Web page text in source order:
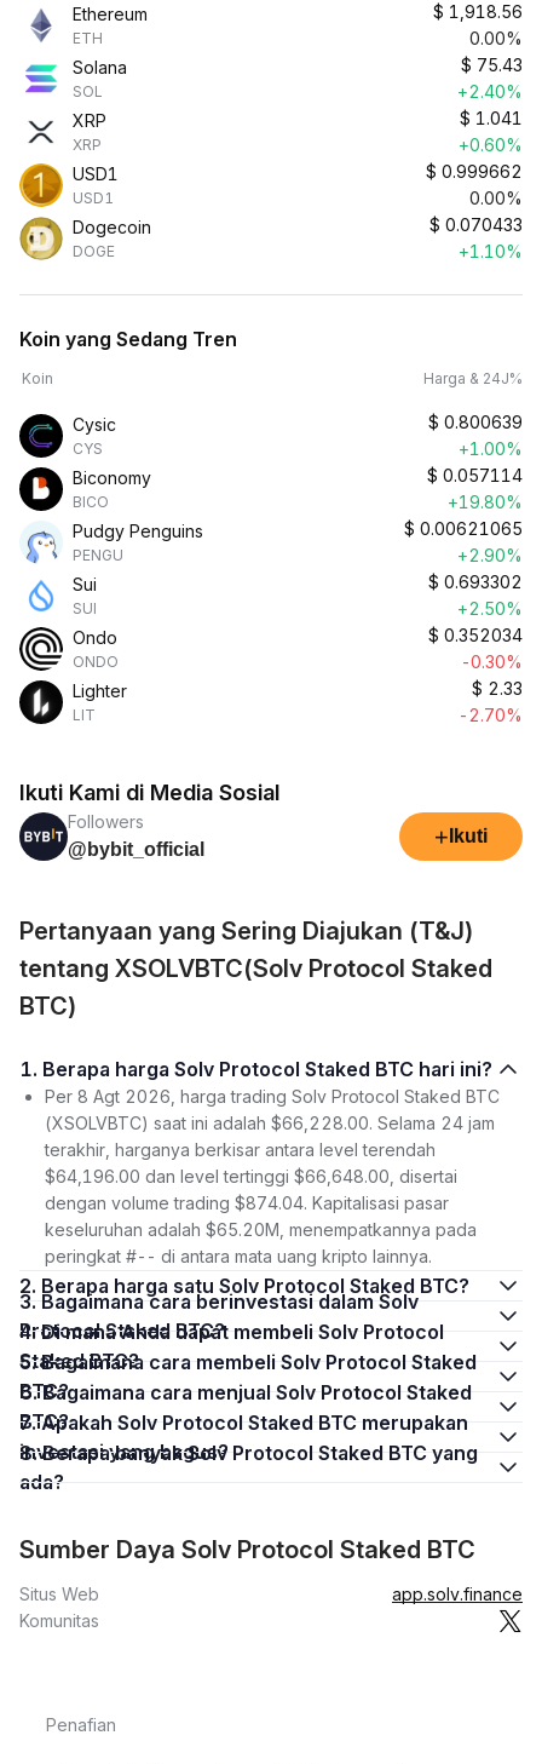
Ethereum
ETH
$ 1,918.56
0.00%
Solana
SOL
$ 75.43
+2.40%
XRP
XRP
$ 1.041
+0.60%
USD1
USD1
$ 0.999662
0.00%
Dogecoin
DOGE
$ 0.070433
+1.10%
Koin yang Sedang Tren
Koin Harga & 24J%
Cysic
CYS
$ 0.800639
+1.00%
Biconomy
BICO
$ 0.057114
+19.80%
Pudgy Penguins
PENGU
$ 0.00621065
+2.90%
Sui
SUI
$ 0.693302
+2.50%
Ondo
ONDO
$ 0.352034
-0.30%
Lighter
LIT
$ 2.33
-2.70%
Ikuti Kami di Media Sosial
Followers
@bybit_official
+ Ikuti
Pertanyaan yang Sering Diajukan (T&J)
tentang XSOLVBTC(Solv Protocol Staked
BTC)
1. Berapa harga Solv Protocol Staked BTC hari ini?
Per 8 Agt 2026, harga trading Solv Protocol Staked BTC
(XSOLVBTC) saat ini adalah $66,228.00. Selama 24 jam
terakhir, harganya berkisar antara level terendah
$64,196.00 dan level tertinggi $66,648.00, disertai
dengan volume trading $874.04. Kapitalisasi pasar
keseluruhan adalah $65.20M, menempatkannya pada
peringkat #-- di antara mata uang kripto lainnya.
2. Berapa harga satu Solv Protocol Staked BTC?
3. Bagaimana cara berinvestasi dalam Solv
Protocol Staked BTC?
4. Di mana Anda dapat membeli Solv Protocol
Staked BTC?
5. Bagaimana cara membeli Solv Protocol Staked
BTC?
6. Bagaimana cara menjual Solv Protocol Staked
BTC?
7. Apakah Solv Protocol Staked BTC merupakan
investasi yang bagus?
8. Berapa banyak Solv Protocol Staked BTC yang
ada?
Sumber Daya Solv Protocol Staked BTC
Situs Web
app.solv.finance
Komunitas
Penafian